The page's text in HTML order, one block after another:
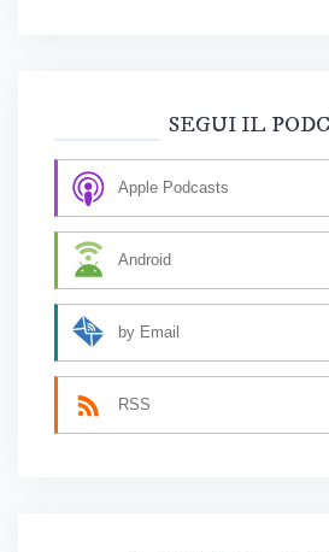
SEGUI IL
Apple Podcasts
Android
by Email
RSS